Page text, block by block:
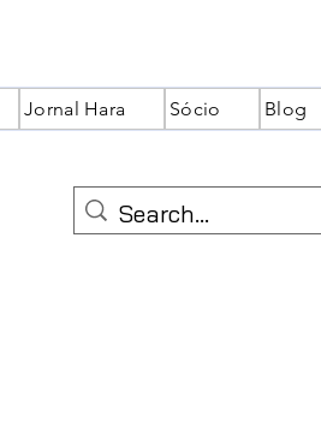
Jornal Hara Sócio Blog